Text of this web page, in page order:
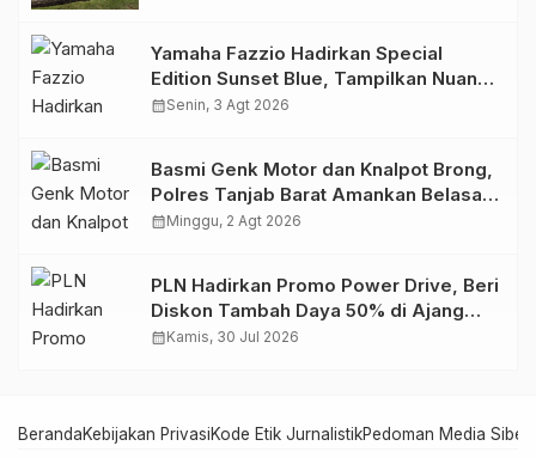
Yamaha Fazzio Hadirkan Special
Edition Sunset Blue, Tampilkan Nuansa
Retro Summer yang Semakin Skena
calendar_monthSenin, 3 Agt 2026
Basmi Genk Motor dan Knalpot Brong,
Polres Tanjab Barat Amankan Belasan
Kendaraan
calendar_monthMinggu, 2 Agt 2026
PLN Hadirkan Promo Power Drive, Beri
Diskon Tambah Daya 50% di Ajang
GIIAS 2026
calendar_monthKamis, 30 Jul 2026
BerandaKebijakan PrivasiKode Etik JurnalistikPedoman Media Siber